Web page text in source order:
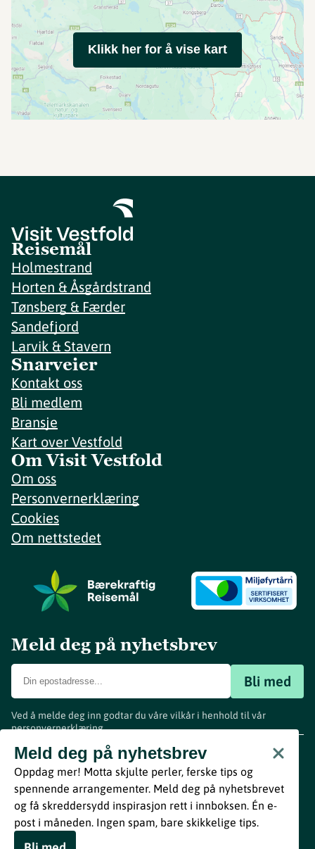
Klikk her for å vise kart
Reisemål
Holmestrand
Horten & Åsgårdstrand
Tønsberg & Færder
Sandefjord
Larvik & Stavern
Snarveier
Kontakt oss
Bli medlem
Bransje
Kart over Vestfold
Om Visit Vestfold
Om oss
Personvernerklæring
Cookies
Om nettstedet
Meld deg på nyhetsbrev
Bli med
Ved å melde deg inn godtar du våre vilkår i henhold til vår
personvernerklæring.
Meld deg på nyhetsbrev
Oppdag mer! Motta skjulte perler, ferske tips og
spennende arrangementer. Meld deg på nyhetsbrevet
og få skreddersydd inspirasjon rett i innboksen. Én e-
post i måneden. Ingen spam, bare skikkelige tips.
www.visitvestfold.com
Turistinformasjon
Vestfold Fylkeskommune
ByBreakfast